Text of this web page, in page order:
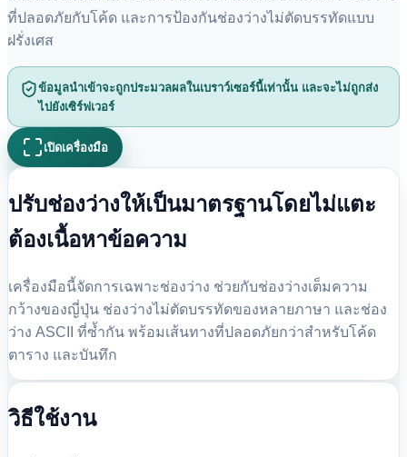
ที่ปลอดภัยกับโค้ด และการป้องกันช่องว่างไม่ตัดบรรทัดแบบ
ฝรั่งเศส
ข้อมูลนำเข้าจะถูกประมวลผลในเบราว์เซอร์นี้เท่านั้น และจะไม่ถูกส่ง
ไปยังเซิร์ฟเวอร์
เปิดเครื่องมือ
ปรับช่องว่างให้เป็นมาตรฐานโดยไม่แตะ
ต้องเนื้อหาข้อความ
เครื่องมือนี้จัดการเฉพาะช่องว่าง ช่วยกับช่องว่างเต็มความ
กว้างของญี่ปุ่น ช่องว่างไม่ตัดบรรทัดของหลายภาษา และช่อง
ว่าง ASCII ที่ซ้ำกัน พร้อมเส้นทางที่ปลอดภัยกว่าสำหรับโค้ด
ตาราง และบันทึก
วิธีใช้งาน